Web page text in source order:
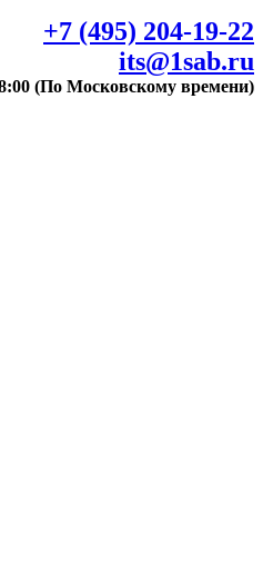
+7 (495) 204-19-22
its@1sab.ru
(По Московскому времени)